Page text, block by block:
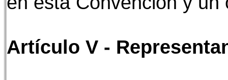
Artículo V -